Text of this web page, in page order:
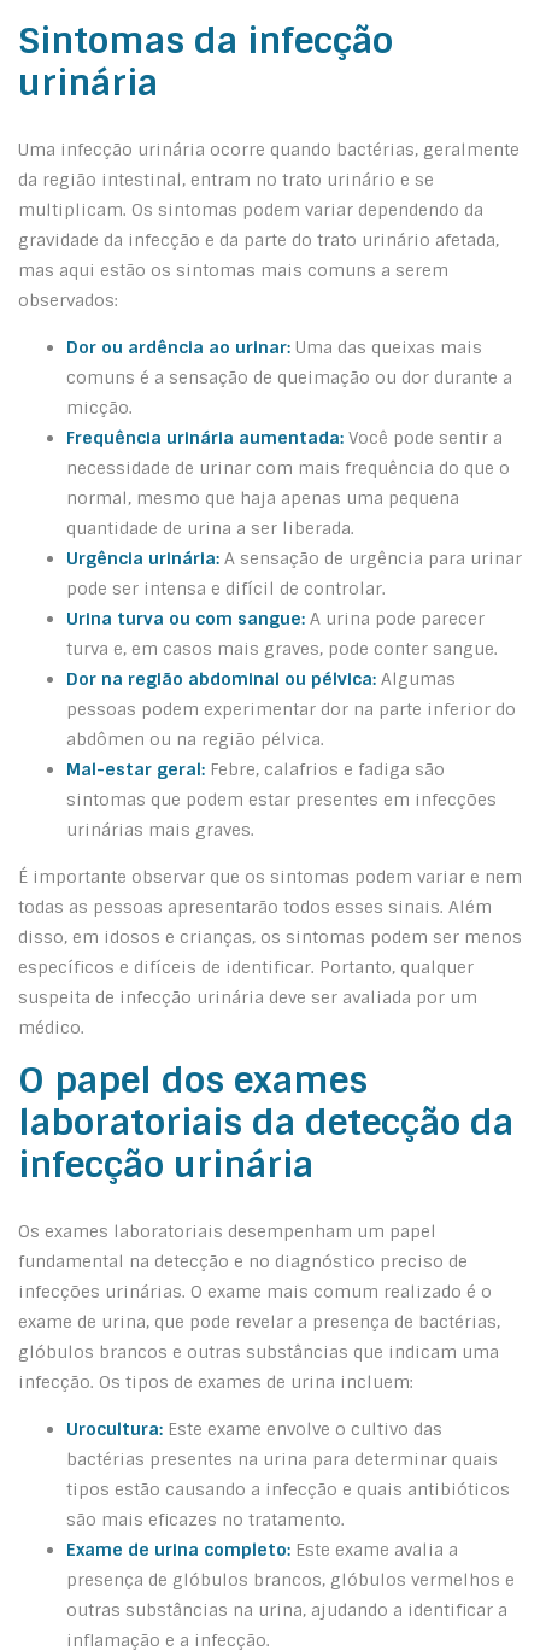
Sintomas da infecção
urinária
Uma infecção urinária ocorre quando bactérias, geralmente
da região intestinal, entram no trato urinário e se
multiplicam. Os sintomas podem variar dependendo da
gravidade da infecção e da parte do trato urinário afetada,
mas aqui estão os sintomas mais comuns a serem
observados:
Dor ou ardência ao urinar: Uma das queixas mais
comuns é a sensação de queimação ou dor durante a
micção.
Frequência urinária aumentada: Você pode sentir a
necessidade de urinar com mais frequência do que o
normal, mesmo que haja apenas uma pequena
quantidade de urina a ser liberada.
Urgência urinária: A sensação de urgência para urinar
pode ser intensa e difícil de controlar.
Urina turva ou com sangue: A urina pode parecer
turva e, em casos mais graves, pode conter sangue.
Dor na região abdominal ou pélvica: Algumas
pessoas podem experimentar dor na parte inferior do
abdômen ou na região pélvica.
Mal-estar geral: Febre, calafrios e fadiga são
sintomas que podem estar presentes em infecções
urinárias mais graves.
É importante observar que os sintomas podem variar e nem
todas as pessoas apresentarão todos esses sinais. Além
disso, em idosos e crianças, os sintomas podem ser menos
específicos e difíceis de identificar. Portanto, qualquer
suspeita de infecção urinária deve ser avaliada por um
médico.
O papel dos exames
laboratoriais da detecção da
infecção urinária
Os exames laboratoriais desempenham um papel
fundamental na detecção e no diagnóstico preciso de
infecções urinárias. O exame mais comum realizado é o
exame de urina, que pode revelar a presença de bactérias,
glóbulos brancos e outras substâncias que indicam uma
infecção. Os tipos de exames de urina incluem:
Urocultura: Este exame envolve o cultivo das
bactérias presentes na urina para determinar quais
tipos estão causando a infecção e quais antibióticos
são mais eficazes no tratamento.
Exame de urina completo: Este exame avalia a
presença de glóbulos brancos, glóbulos vermelhos e
outras substâncias na urina, ajudando a identificar a
inflamação e a infecção.